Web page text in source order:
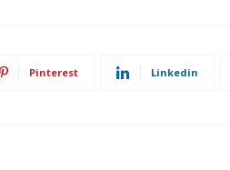
Pinterest Linkedin